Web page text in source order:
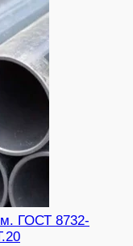
ГОСТ 8732-